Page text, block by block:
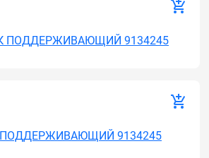
ПОДДЕРЖИВАЮЩИЙ 9134245
ПОДДЕРЖИВАЮЩИЙ 9134245